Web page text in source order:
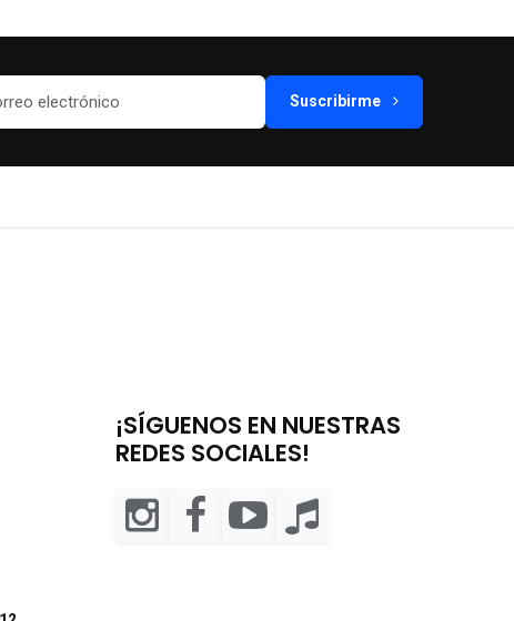
Suscribirme
¡SÍGUENOS EN NUESTRAS
REDES SOCIALES!